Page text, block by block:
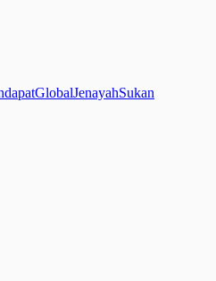
GlobalJenayahSukan